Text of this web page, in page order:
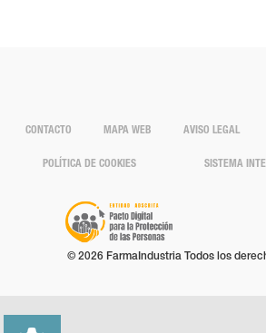
CONTACTO MAPA WEB AVISO LEGAL
POLÍTICA DE COOKIES SISTEMA
© 2026 FarmaIndustria Todos los